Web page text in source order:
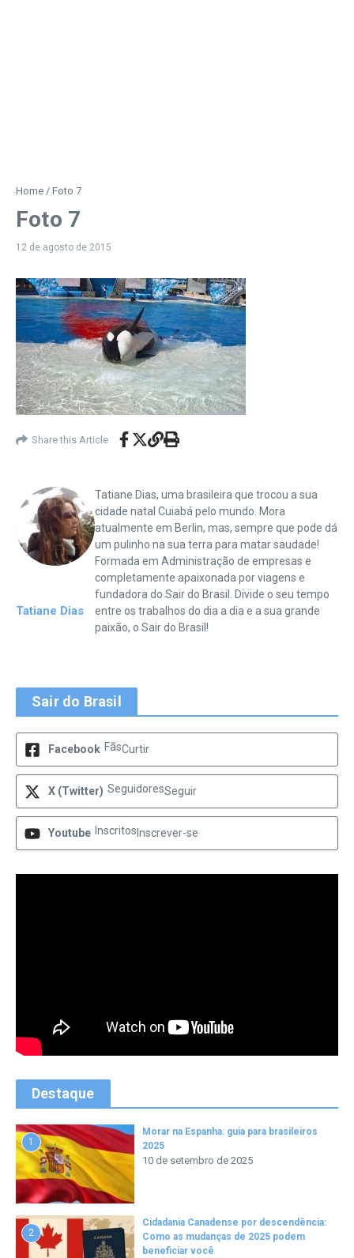
Home / Foto 7
Foto 7
12 de agosto de 2015
Share this Article
Tatiane Dias
Tatiane Dias, uma brasileira que trocou a sua
cidade natal Cuiabá pelo mundo. Mora
atualmente em Berlin, mas, sempre que pode dá
um pulinho na sua terra para matar saudade!
Formada em Administração de empresas e
completamente apaixonada por viagens e
fundadora do Sair do Brasil. Divide o seu tempo
entre os trabalhos do dia a dia e a sua grande
paixão, o Sair do Brasil!
Sair do Brasil
Facebook FãsCurtir
X (Twitter) SeguidoresSeguir
Youtube Inscritos Inscrever-se
Destaque
1
Morar na Espanha: guia para brasileiros
2025
10 de setembro de 2025
2
Cidadania Canadense por descendência:
Como as mudanças de 2025 podem
beneficiar você